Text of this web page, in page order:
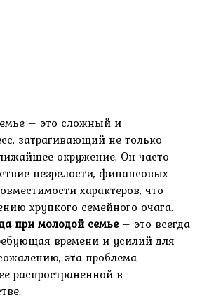
– это сложный и
затрагивающий не только
окружение. Он часто
незрелости, финансовых
характеров, что
хрупкого семейного очага.
при молодой семье– это всегда
времени и усилий для
эта проблема
распространенной в